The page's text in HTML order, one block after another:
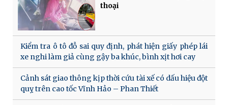
thoại
Kiểm tra ô tô đỗ sai quy định, phát hiện giấy phép lái
xe nghi làm giả cùng gậy ba khúc, bình xịt hơi cay
Cảnh sát giao thông kịp thời cứu tài xế có dấu hiệu đột
quỵ trên cao tốc Vĩnh Hảo – Phan Thiết